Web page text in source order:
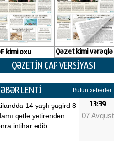
kimi oxu Qəzet kimi vərəqlə
QƏZETİN ÇAP VERSİYASI
LENTİ Bütün xəbərlər
14 yaşlı şagird 8
qətlə yetirəndən
intihar edib
13:39
07 Avqust